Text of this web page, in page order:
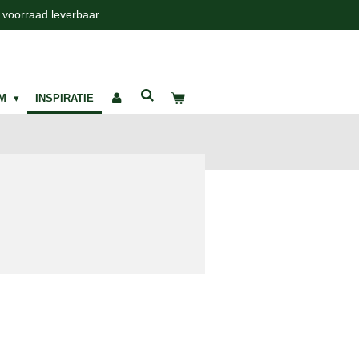
voorraad leverbaar
INSPIRATIE